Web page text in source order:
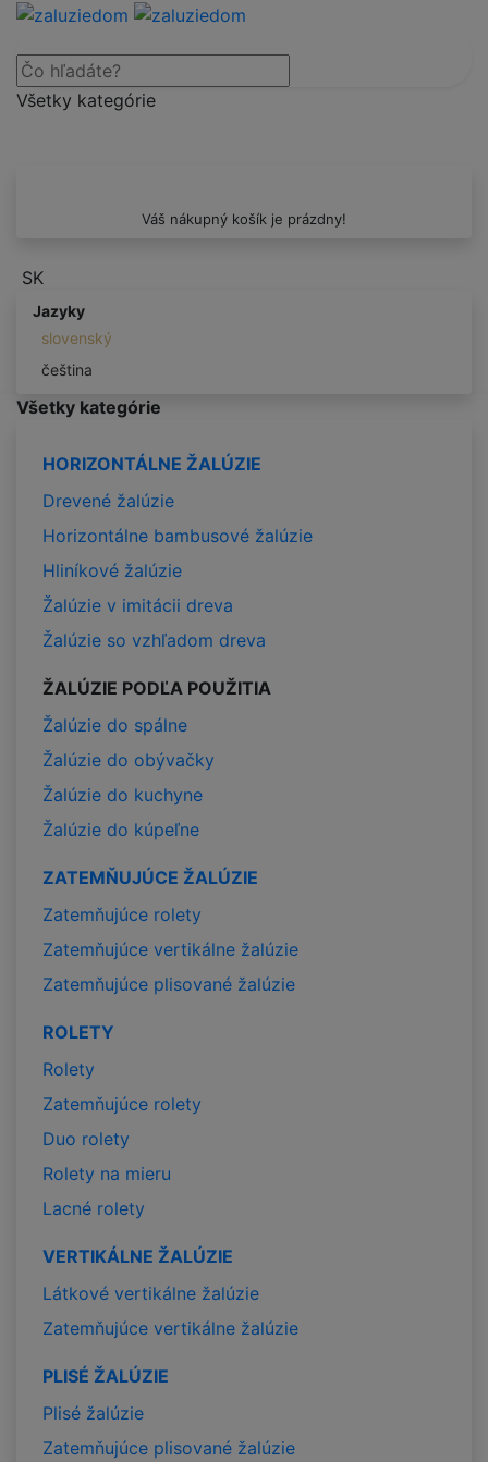
Všetky kategórie
Váš nákupný košík je prázdny!
SK
Jazyky
slovenský
čeština
Všetky kategórie
HORIZONTÁLNE ŽALÚZIE
Drevené žalúzie
Horizontálne bambusové žalúzie
Hliníkové žalúzie
Žalúzie v imitácii dreva
Žalúzie so vzhľadom dreva
ŽALÚZIE PODĽA POUŽITIA
Žalúzie do spálne
Žalúzie do obývačky
Žalúzie do kuchyne
Žalúzie do kúpeľne
ZATEMŇUJÚCE ŽALÚZIE
Zatemňujúce rolety
Zatemňujúce vertikálne žalúzie
Zatemňujúce plisované žalúzie
ROLETY
Rolety
Zatemňujúce rolety
Duo rolety
Rolety na mieru
Lacné rolety
VERTIKÁLNE ŽALÚZIE
Látkové vertikálne žalúzie
Zatemňujúce vertikálne žalúzie
PLISÉ ŽALÚZIE
Plisé žalúzie
Zatemňujúce plisované žalúzie